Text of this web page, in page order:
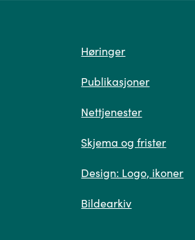
informasjon.
Høringer
Publikasjoner
Nettjenester
Skjema og frister
Design: Logo, ikoner
Bildearkiv